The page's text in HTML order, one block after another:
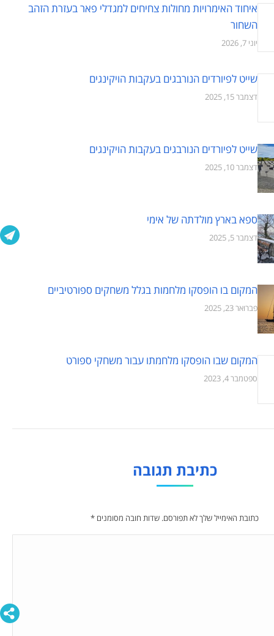
איחוד האימרויות מחולות צחיחים למגדלי פאר בעזרת הזהב
השחור
יוני 7, 2026
שייט לפיורדים הנורבגים בעקבות הויקינגים
דצמבר 15, 2025
שייט לפיורדים הנורבגים בעקבות הויקינגים
דצמבר 10, 2025
ספא בארץ מולדתה של אימי
דצמבר 5, 2025
המקום בו הופסקו מלחמות בגלל משחקים ספורטיביים
פברואר 23, 2025
המקום שבו הופסקו מלחמתו עבור משחקי ספורט
ספטמבר 4, 2023
כתיבת תגובה
כתובת האימייל שלך לא תפורסם. שדות חובה מסומנים *